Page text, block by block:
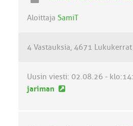
s
Aloittaja SamiT
4 Vastauksia 4671 Lukukerrat
Uusin viesti: 02.08.26 -
jariman
U